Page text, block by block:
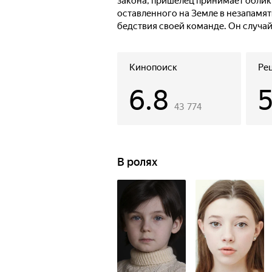
оставленного на Земле в
бедствия своей команде. Он
змеелюдей, но и обезвредить
и самопожертвование способны
Кинопоиск
6.8 43 774 5
В ролях